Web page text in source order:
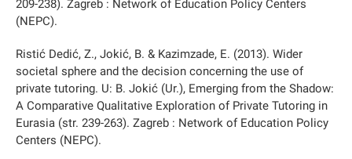
209-238). Zagreb : Network of Education Policy Centers
(NEPC).
Ristić Dedić, Z., Jokić, B. & Kazimzade, E. (2013). Wider
societal sphere and the decision concerning the use of
private tutoring. U: B. Jokić (Ur.), Emerging from the Shadow:
A Comparative Qualitative Exploration of Private Tutoring in
Eurasia (str. 239-263). Zagreb : Network of Education Policy
Centers (NEPC).